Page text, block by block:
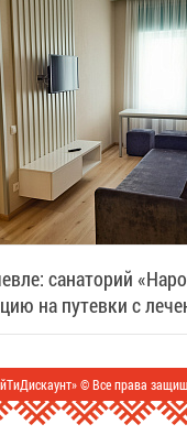
санаторий
на путевки с
© Все права